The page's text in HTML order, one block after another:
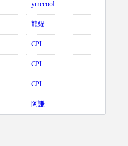
ymccool
龍貓
CPL
CPL
CPL
阿謙